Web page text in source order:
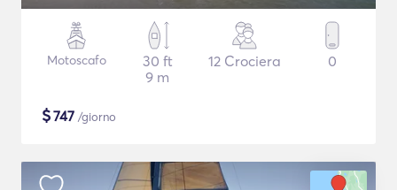
Motoscafo
30 ft
9 m
12 Crociera 0
$747 /giorno